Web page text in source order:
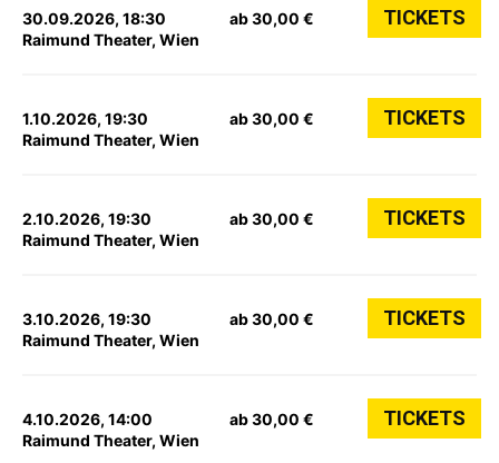
30.09.2026, 18:30
Raimund Theater, Wien
ab 30,00 € TICKETS
1.10.2026, 19:30
Raimund Theater, Wien
ab 30,00 € TICKETS
2.10.2026, 19:30
Raimund Theater, Wien
ab 30,00 € TICKETS
3.10.2026, 19:30
Raimund Theater, Wien
ab 30,00 € TICKETS
4.10.2026, 14:00
Raimund Theater, Wien
ab 30,00 € TICKETS